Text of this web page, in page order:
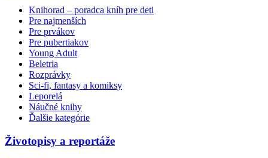
Knihorad – poradca kníh pre deti
Pre najmenších
Pre prvákov
Pre pubertiakov
Young Adult
Beletria
Rozprávky
Sci-fi, fantasy a komiksy
Leporelá
Náučné knihy
Ďalšie kategórie
Životopisy a reportáže